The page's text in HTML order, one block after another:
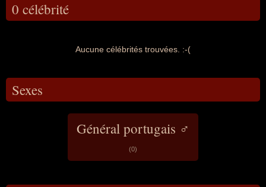
0 célébrité
Aucune célébrités trouvées. :-(
Sexes
Général portugais ♂
(0)